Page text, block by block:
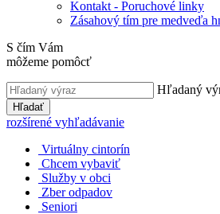
Kontakt - Poruchové linky
Zásahový tím pre medveďa
S čím Vám
môžeme pomôcť
Hľadaný
Hľadať
rozšírené vyhľadávanie
Virtuálny cintorín
Chcem vybaviť
Služby v obci
Zber odpadov
Seniori